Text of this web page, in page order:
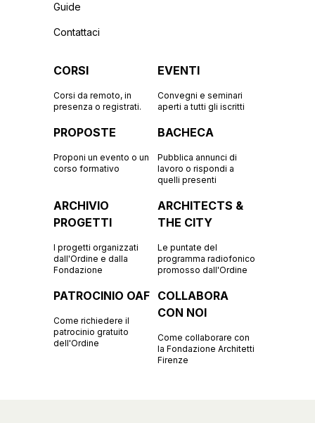
Guide
Contattaci
CORSI
Corsi da remoto, in
presenza o registrati.
EVENTI
Convegni e seminari
aperti a tutti gli iscritti
PROPOSTE
Proponi un evento o un
corso formativo
BACHECA
Pubblica annunci di
lavoro o rispondi a
quelli presenti
ARCHIVIO
PROGETTI
I progetti organizzati
dall'Ordine e dalla
Fondazione
ARCHITECTS &
THE CITY
Le puntate del
programma radiofonico
promosso dall'Ordine
PATROCINIO OAF
Come richiedere il
patrocinio gratuito
dell'Ordine
COLLABORA
CON NOI
Come collaborare con
la Fondazione Architetti
Firenze